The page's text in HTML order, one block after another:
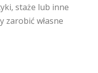
staże lub inne
zarobić własne